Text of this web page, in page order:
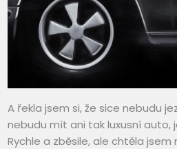
A řekla jsem si, že sice nebudu
nebudu mít ani tak luxusní auto,
Rychle a zběsile, ale chtěla